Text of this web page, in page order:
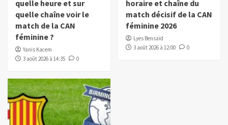
quelle heure et sur
quelle chaîne voir le
match de la CAN
féminine ?
Yanis Kacem
3 août 2026 à 14:35
0
horaire et chaîne du
match décisif de la CAN
féminine 2026
Lyes Bensaïd
3 août 2026 à 12:00
0